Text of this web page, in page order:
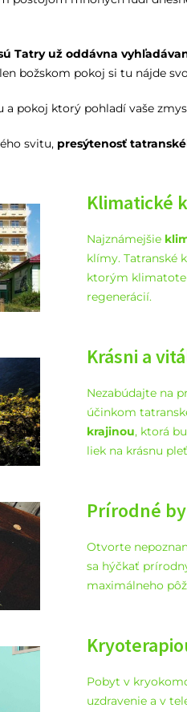
Tatry už oddávna
božskom pokoj si tu nájde
a pokoj ktorý pohladí vaše
svitu, presýtenosť
Klimatické
Najznámejšie
klímy. Tatranské
ktorým
regenerácií.
Krásni a
Nezabúdajte na
účinkom
krajinou, ktorá
liek na krásnu
Prírodné
Otvorte
sa hýčkať
maximálneho
Pobyt v
uzdravenie a v